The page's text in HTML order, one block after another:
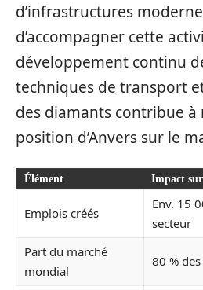
d’infrastructures
d’accompagner cette
développement continu
techniques de transport
des diamants contribue à
position d’Anvers sur le
Élément Impact
Emplois créés
Env. 15
secteur
Part du marché
mondial
80 %